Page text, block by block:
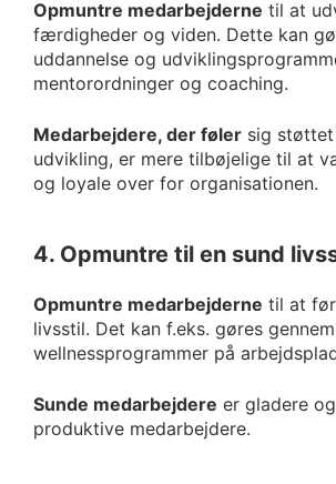
Opmuntre medarbejderne til at
færdigheder og viden. Dette kan
uddannelse og
mentorordninger og coaching.
Medarbejdere, der føler sig
udvikling, er mere tilbøjelige til at
og loyale over for organisationen.
4. Opmuntre til en sund
Opmuntre medarbejderne til at
livsstil. Det kan f.eks. gøres gennem
wellnessprogrammer på
Sunde medarbejdere er gladere
produktive medarbejdere.